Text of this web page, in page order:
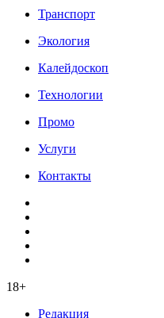
Транспорт
Экология
Калейдоскоп
Технологии
Промо
Услуги
Контакты
18+
Редакция